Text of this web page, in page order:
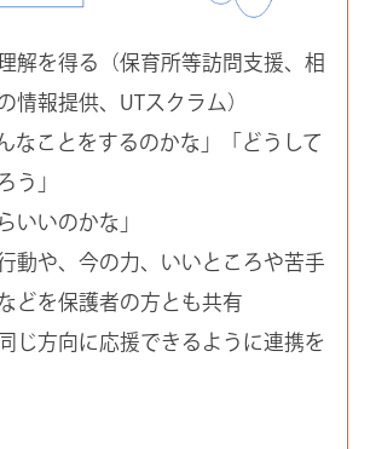
解を得る（保育所等訪問支援、相
報提供、UTスクラム）
なことをするのかな」「どうして
う」
いいのかな」
動や、今の力、いいところや苦手
どを保護者の方とも共有
じ方向に応援できるように連携を